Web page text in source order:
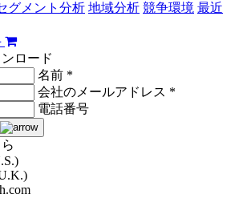
グメント分析 地域分析 競争環境 最近
ロード
名前 *
会社のメールアドレス *
電話番号